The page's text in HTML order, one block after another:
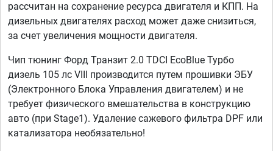
рассчитан на сохранение ресурса двигателя и КПП. На
дизельных двигателях расход может даже снизиться,
за счет увеличения мощности двигателя.
Чип тюнинг Форд Транзит 2.0 TDCI EcoBlue Турбо
дизель 105 лс VIII производится путем прошивки ЭБУ
(Электронного Блока Управления двигателем) и не
требует физического вмешательства в конструкцию
авто (при Stage1). Удаление сажевого фильтра DPF или
катализатора необязательно!